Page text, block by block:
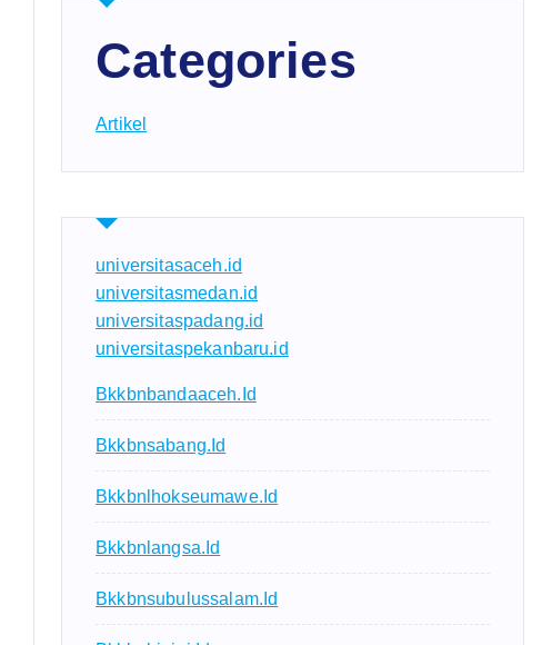
Categories
Artikel
universitasaceh.id
universitasmedan.id
universitaspadang.id
universitaspekanbaru.id
Bkkbnbandaaceh.id
Bkkbnsabang.id
Bkkbnlhokseumawe.id
Bkkbnlangsa.id
Bkkbnsubulussalam.id